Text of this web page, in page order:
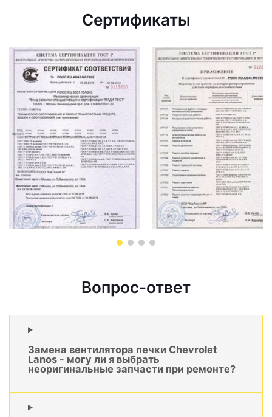
Сертификаты
Вопрос-ответ
Замена вентилятора печки Chevrolet
Lanos - могу ли я выбрать
неоригинальные запчасти при ремонте?